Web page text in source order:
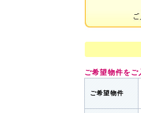
ご希望物件を
ご希望物件